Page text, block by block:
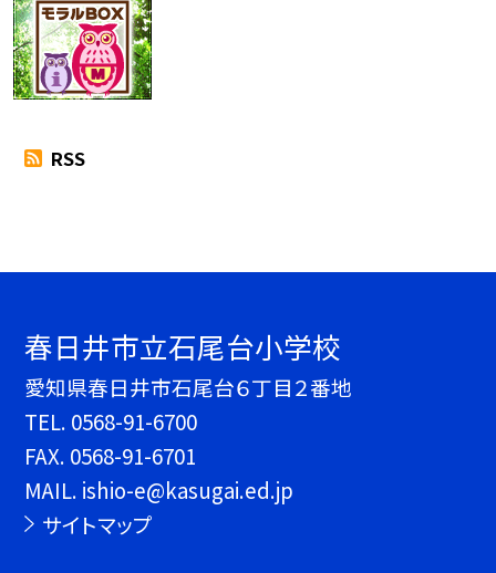
RSS
春日井市立石尾台小学校
愛知県春日井市石尾台６丁目２番地
TEL. 0568-91-6700
FAX. 0568-91-6701
MAIL. ishio-e@kasugai.ed.jp
サイトマップ